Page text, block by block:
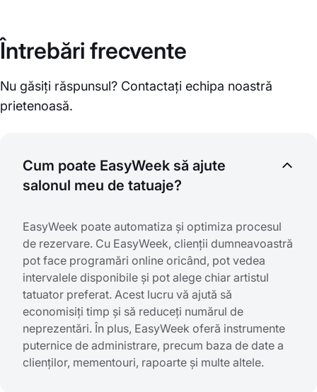
Întrebări frecvente
Nu găsiți răspunsul? Contactați echipa noastră
prietenoasă.
Cum poate EasyWeek să ajute
salonul meu de tatuaje?
EasyWeek poate automatiza și optimiza procesul
de rezervare. Cu EasyWeek, clienții dumneavoastră
pot face programări online oricând, pot vedea
intervalele disponibile și pot alege chiar artistul
tatuator preferat. Acest lucru vă ajută să
economisiți timp și să reduceți numărul de
neprezentări. În plus, EasyWeek oferă instrumente
puternice de administrare, precum baza de date a
clienților, mementouri, rapoarte și multe altele.